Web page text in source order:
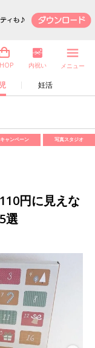
妊活
内祝い メニュー
キャンペーン 写真スタジオ
円に見えな
選